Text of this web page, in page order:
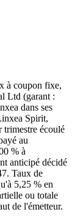
à coupon fixe,
Ltd (garant :
dans ses
Spirit,
écoulé
au
% à
anticipé décidé
Taux de
5,25 % en
ou totale
de l'émetteur.